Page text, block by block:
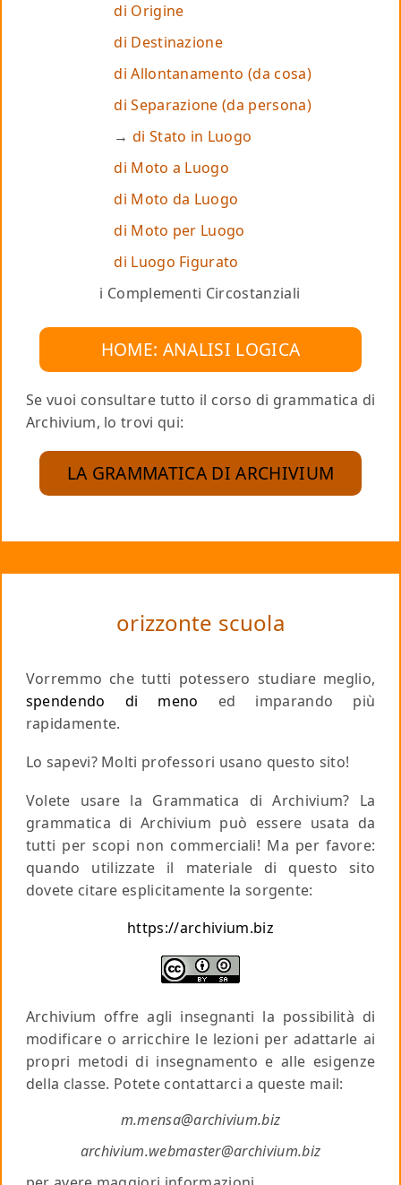
di Origine
di Destinazione
di Allontanamento (da cosa)
di Separazione (da persona)
di Stato in Luogo
di Moto a Luogo
di Moto da Luogo
di Moto per Luogo
di Luogo Figurato
i Complementi Circostanziali
HOME: ANALISI LOGICA
Se vuoi consultare tutto il corso di grammatica di
Archivium, lo trovi qui:
LA GRAMMATICA DI ARCHIVIUM
orizzonte scuola
Vorremmo che tutti potessero studiare meglio,
spendendo di meno ed imparando più
rapidamente.
Lo sapevi? Molti professori usano questo sito!
Volete usare la Grammatica di Archivium? La
grammatica di Archivium può essere usata da
tutti per scopi non commerciali! Ma per favore:
quando utilizzate il materiale di questo sito
dovete citare esplicitamente la sorgente:
https://archivium.biz
Archivium offre agli insegnanti la possibilità di
modificare o arricchire le lezioni per adattarle ai
propri metodi di insegnamento e alle esigenze
della classe. Potete contattarci a queste mail:
m.mensa@archivium.biz
archivium.webmaster@archivium.biz